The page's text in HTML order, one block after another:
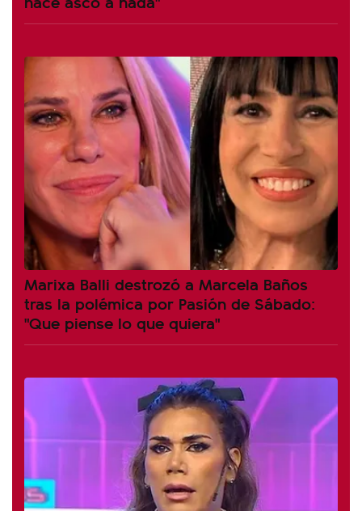
Marixa Balli destrozó a Marcela Baños
tras la polémica por Pasión de Sábado:
"Que piense lo que quiera"